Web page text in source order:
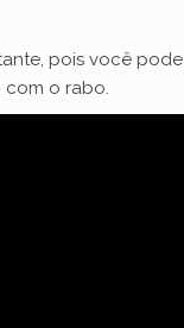
pois você
com o rabo.